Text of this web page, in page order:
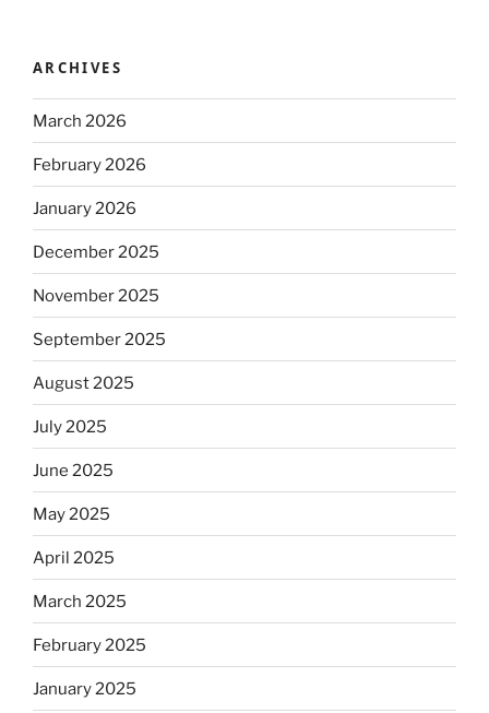
ARCHIVES
March 2026
February 2026
January 2026
December 2025
November 2025
September 2025
August 2025
July 2025
June 2025
May 2025
April 2025
March 2025
February 2025
January 2025